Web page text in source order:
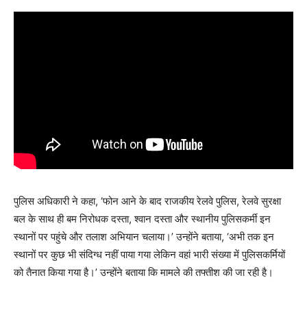
पुलिस अधिकारी ने कहा, ‘फोन आने के बाद राजकीय रेलवे पुलिस, रेलवे सुरक्षा
बल के साथ ही बम निरोधक दस्ता, श्वान दस्ता और स्थानीय पुलिसकर्मी इन
स्थानों पर पहुंचे और तलाश अभियान चलाया।’ उन्होंने बताया, ‘अभी तक इन
स्थानों पर कुछ भी संदिग्ध नहीं पाया गया लेकिन वहां भारी संख्या में पुलिसकर्मियों
को तैनात किया गया है।’ उन्होंने बताया कि मामले की तफ्तीश की जा रही है।